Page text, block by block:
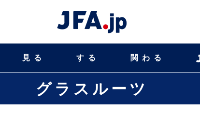
見る する 関わる
グラスルーツ